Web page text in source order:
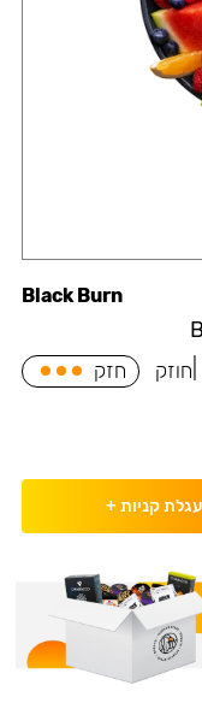
Black Burn
חוזק חזק
קניות +